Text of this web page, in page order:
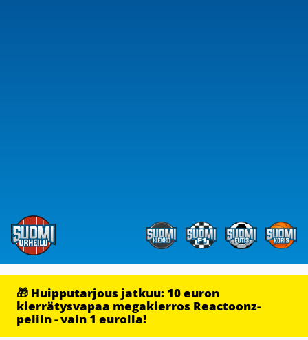
🎁 Huipputarjous jatkuu: 10 euron
kierrätysvapaa megakierros Reactoonz-
peliin - vain 1 eurolla!